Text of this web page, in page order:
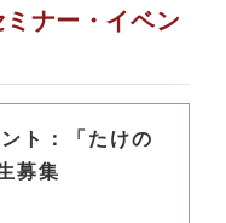
ナー・イベン
ト：「たけの
募集